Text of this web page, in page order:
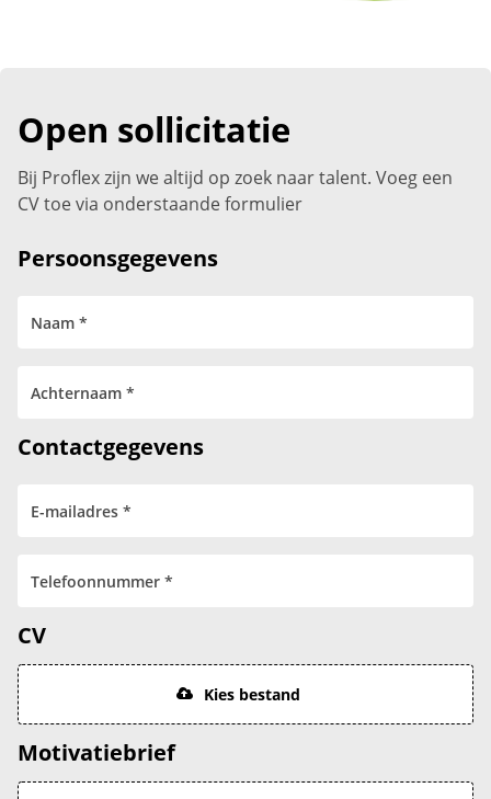
Open sollicitatie
Bij Proflex zijn we altijd op zoek naar talent. Voeg een
CV toe via onderstaande formulier
Persoonsgegevens
Contactgegevens
CV
Kies bestand
Motivatiebrief